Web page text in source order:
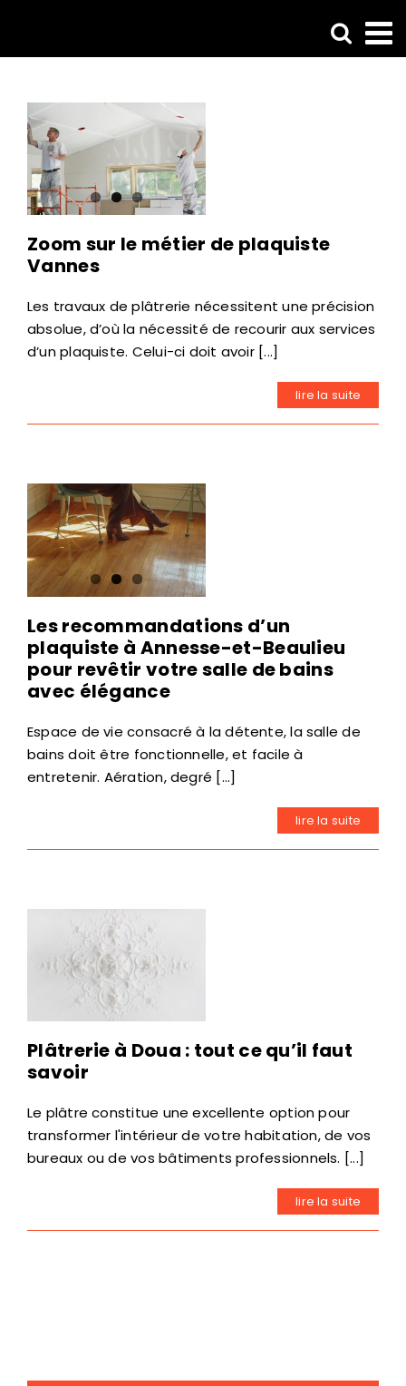
contenu
Zoom sur le métier de plaquiste
Vannes
Les travaux de plâtrerie nécessitent une précision
absolue, d’où la nécessité de recourir aux services
d’un plaquiste. Celui-ci doit avoir [...]
lire la suite
Les recommandations d’un
plaquiste à Annesse-et-Beaulieu
pour revêtir votre salle de bains
avec élégance
Espace de vie consacré à la détente, la salle de
bains doit être fonctionnelle, et facile à
entretenir. Aération, degré [...]
lire la suite
Plâtrerie à Doua : tout ce qu’il faut
savoir
Le plâtre constitue une excellente option pour
transformer l'intérieur de votre habitation, de vos
bureaux ou de vos bâtiments professionnels. [...]
lire la suite